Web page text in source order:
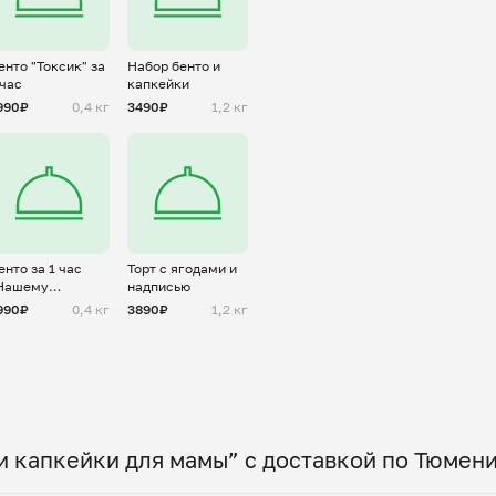
"Токсик" за
0,4 кг
Набор бенто и
капкейки
3490₽
1,2 кг
за 1 час
для
0,4 кг
Торт с ягодами и
надписью
3890₽
1,2 кг
капкейки для мамы” с доставкой по